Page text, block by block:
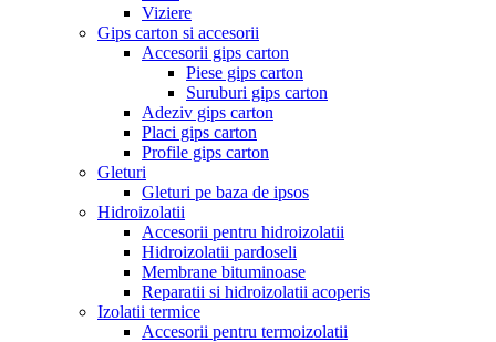
Viziere
Gips carton si accesorii
Accesorii gips carton
Piese gips carton
Suruburi gips carton
Adeziv gips carton
Placi gips carton
Profile gips carton
Gleturi
Gleturi pe baza de ipsos
Hidroizolatii
Accesorii pentru hidroizolatii
Hidroizolatii pardoseli
Membrane bituminoase
Reparatii si hidroizolatii acoperis
Izolatii termice
Accesorii pentru termoizolatii